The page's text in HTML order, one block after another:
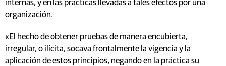
internas, y en las prácticas llevadas a tales efectos por una
organización.
«El hecho de obtener pruebas de manera encubierta,
irregular, o ilícita, socava frontalmente la vigencia y la
aplicación de estos principios, negando en la práctica su